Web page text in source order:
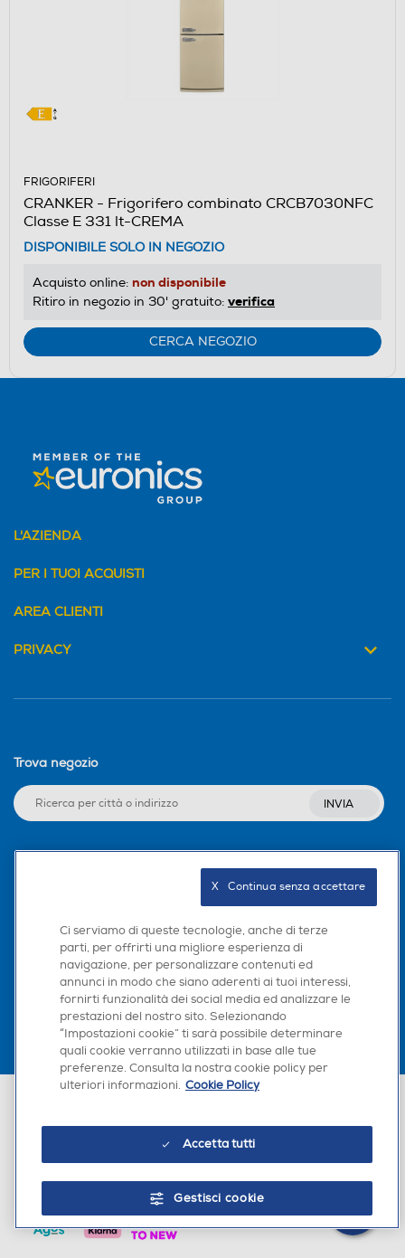
FRIGORIFERI
CRANKER - Frigorifero combinato CRCB7030NFC
Classe E 331 lt-CREMA
DISPONIBILE SOLO IN NEGOZIO
Acquisto online: non disponibile
Ritiro in negozio in 30' gratuito: verifica
CERCA NEGOZIO
Hai bisogno di un
suggerimento su cosa
acquistare?
Chatta con RONICS
L'AZIENDA
PER I TUOI ACQUISTI
AREA CLIENTI
PRIVACY
Trova negozio
INVIA
Scarica la nostra app
n. 13337170156. Codice intermediario SDI: HHBD9AK. Vendite soggette
agli Artt. 45 e ss del Codice del Consumo in tema di Diritti dei
Ci serviamo di queste tecnologie, anche di terze
parti, per offrirti una migliore esperienza di
navigazione, per personalizzare contenuti ed
annunci in modo che siano aderenti ai tuoi interessi,
fornirti funzionalità dei social media ed analizzare le
prestazioni del nostro sito. Selezionando
“Impostazioni cookie” ti sarà possibile determinare
quali cookie verranno utilizzati in base alle tue
preferenze. Consulta la nostra cookie policy per
ulteriori informazioni. Cookie Policy
Accetta tutti
Gestisci cookie
X   Continua senza accettare